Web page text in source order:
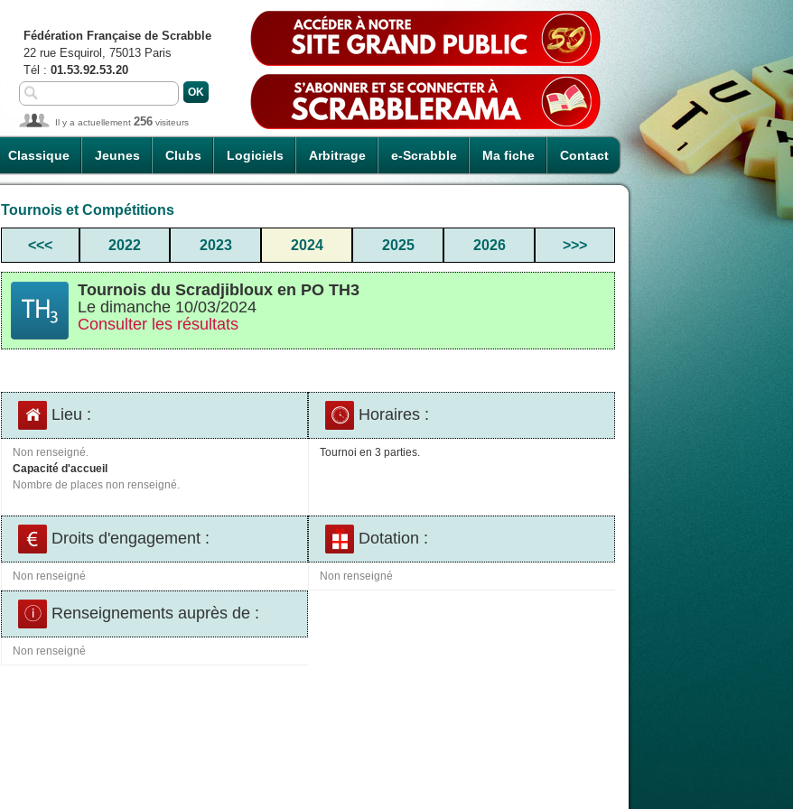
Classique Jeunes Clubs Logiciels Arbitrage e-Scrabble Ma fiche Contact
Fédération Française de Scrabble
22 rue Esquirol, 75013 Paris
Tél : 01.53.92.53.20
Il y a actuellement 256 visiteurs
Tournois et Compétitions
<<< 2022 2023 2024 2025 2026 >>>
Tournois du Scradjibloux en PO TH3
Le dimanche 10/03/2024
Consulter les résultats
Lieu : Horaires :
Non renseigné.
Capacité d'accueil
Nombre de places non renseigné.
Tournoi en 3 parties.
Droits d'engagement : Dotation :
Non renseigné Non renseigné
Renseignements auprès de :
Non renseigné